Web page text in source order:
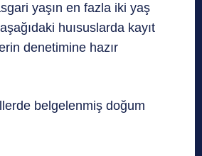
yaşın en fazla iki yaş
huısuslarda kayıt
denetimine hazır
belgelenmiş doğum